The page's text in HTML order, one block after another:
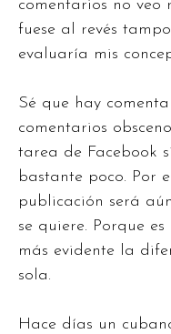
comentarios no veo
fuese al revés
evaluaría mis
Sé que hay
comentarios
tarea de Facebook
bastante poco. Por
publicación será
se quiere. Porque
más evidente la
sola.
Hace días un